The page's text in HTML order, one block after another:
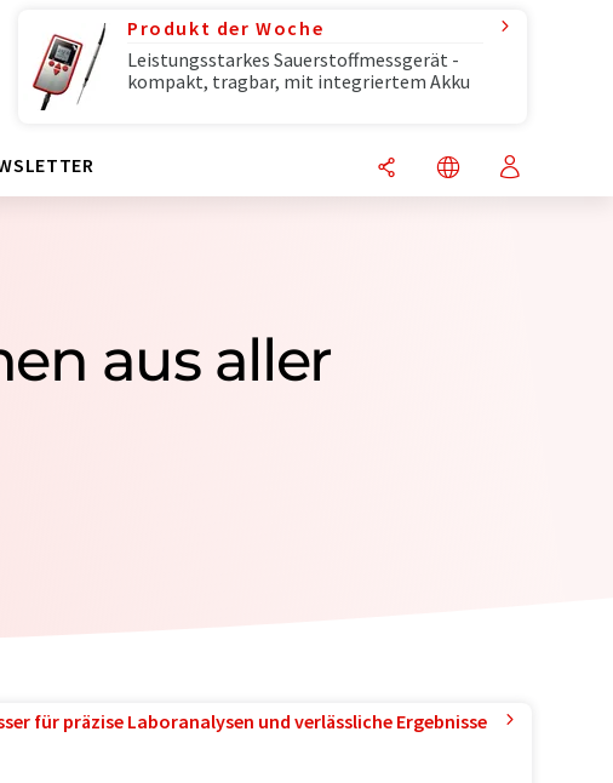
Produkt der Woche
Leistungsstarkes Sauerstoffmessgerät -
kompakt, tragbar, mit integriertem Akku
aus aller
für präzise Laboranalysen und verlässliche Ergebnisse